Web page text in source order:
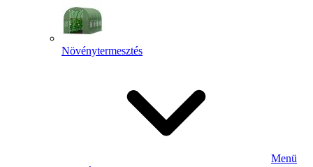
Növénytermesztés
Menü